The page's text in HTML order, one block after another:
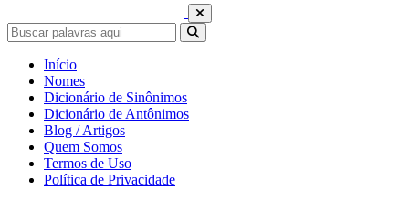
Início
Nomes
Dicionário de Sinônimos
Dicionário de Antônimos
Blog / Artigos
Quem Somos
Termos de Uso
Política de Privacidade